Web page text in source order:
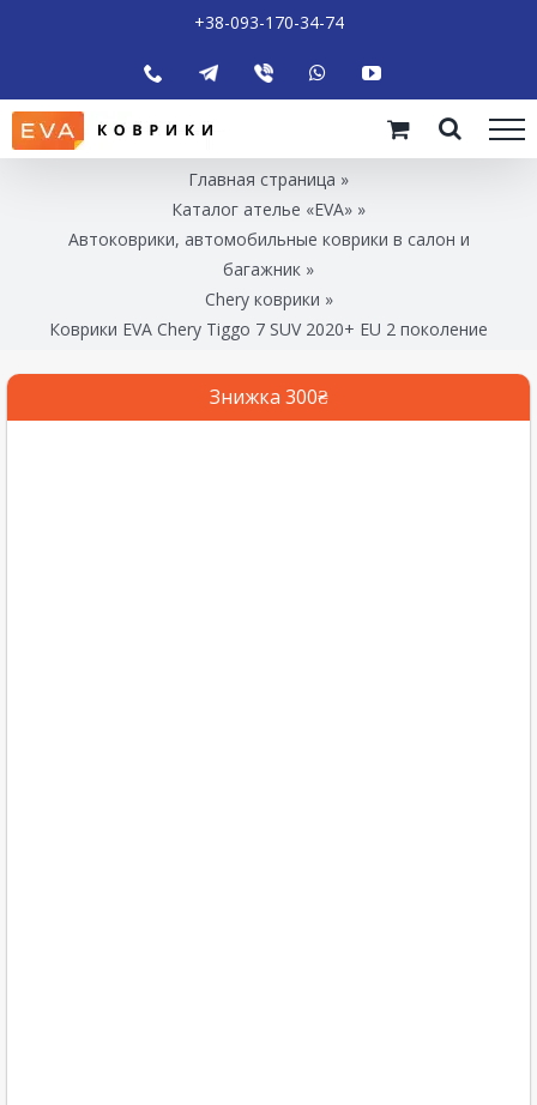
+38-093-170-34-74
Главная страница »
Каталог ателье «EVA» »
Автоковрики, автомобильные коврики в салон и
багажник »
Chery коврики »
Коврики EVA Chery Tiggo 7 SUV 2020+ EU 2 поколение
Знижка 300₴